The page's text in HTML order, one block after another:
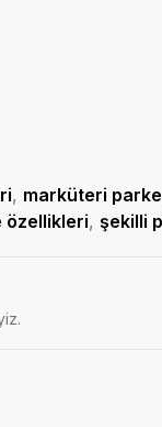
, marküteri parke
özellikleri, şekilli